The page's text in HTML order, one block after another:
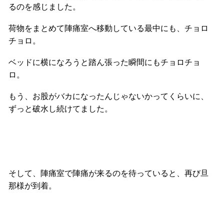
るのを感じました。
荷物をまとめて陣痛室へ移動している最中にも、チョロ
チョロ。
ベッドに横になろうと踏ん張った瞬間にもチョロチョ
ロ。
もう、お股がバカになったんじゃないかってくらいに、
ずっと破水し続けてました。
そして、陣痛室で陣痛が来るのを待っていると、再び旦
那様が到着。